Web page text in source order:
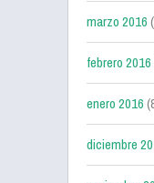
marzo 2016
febrero 2016
enero 2016
diciembre